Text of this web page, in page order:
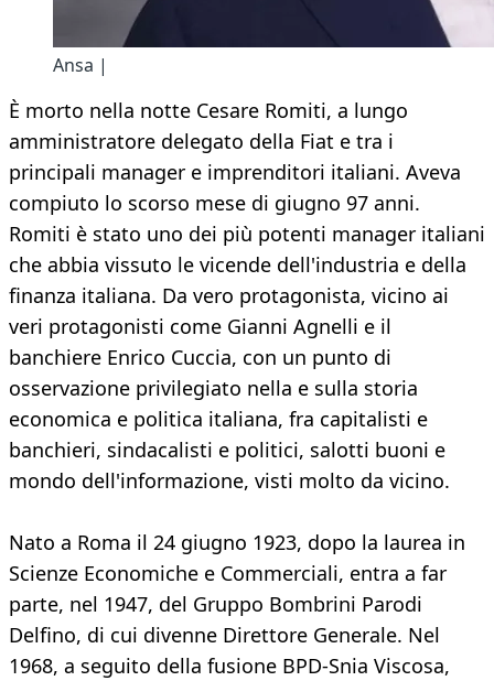
Ansa |
È morto nella notte Cesare Romiti, a lungo
amministratore delegato della Fiat e tra i
principali manager e imprenditori italiani. Aveva
compiuto lo scorso mese di giugno 97 anni.
Romiti è stato uno dei più potenti manager italiani
che abbia vissuto le vicende dell'industria e della
finanza italiana. Da vero protagonista, vicino ai
veri protagonisti come Gianni Agnelli e il
banchiere Enrico Cuccia, con un punto di
osservazione privilegiato nella e sulla storia
economica e politica italiana, fra capitalisti e
banchieri, sindacalisti e politici, salotti buoni e
mondo dell'informazione, visti molto da vicino.
Nato a Roma il 24 giugno 1923, dopo la laurea in
Scienze Economiche e Commerciali, entra a far
parte, nel 1947, del Gruppo Bombrini Parodi
Delfino, di cui divenne Direttore Generale. Nel
1968, a seguito della fusione BPD-Snia Viscosa,